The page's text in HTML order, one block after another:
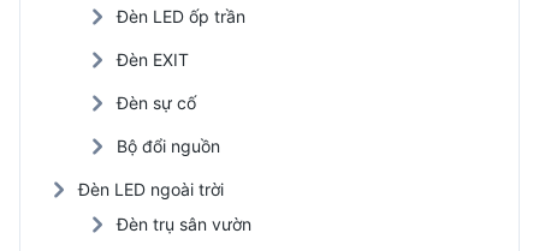
Đèn LED ốp trần
Đèn EXIT
Đèn sự cố
Bộ đổi nguồn
Đèn LED ngoài trời
Đèn trụ sân vườn